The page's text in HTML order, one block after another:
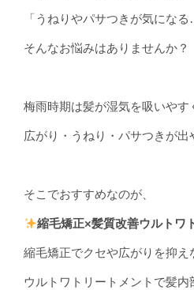
「うねりやパサつきが気になる
そんなお悩みはありませんか？
梅雨時期は髪が湿気を吸いやす
広がり・うねり・パサつきが出
そこでおすすめなのが、
縮毛矯正×髪質改善ウルトワ
縮毛矯正でクセや広がりを抑え
ウルトワトリートメントで髪